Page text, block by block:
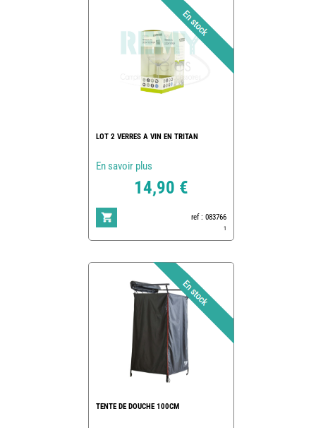
LOT 2 VERRES A VIN EN TRITAN
En savoir plus
14,90 €
ref : 083766
1
TENTE DE DOUCHE 100CM